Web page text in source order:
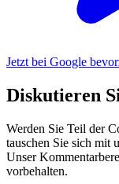
Jetzt bei Google
Diskutieren
Werden Sie Teil der
tauschen Sie sich mit
Unser
vorbehalten.